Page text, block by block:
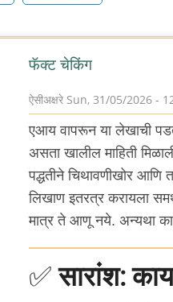
फॅक्ट चेकिंग
ऐसीअक्षरे Sun, 31/05/2026 -
एआय वापरून या लेखाची
असता खालील माहिती
पद्धतीने चिथावणीखोर
लिखाण इतरत्र करायला
मात्र ते आणू नये. अन्यथा
✅सारांश: काय